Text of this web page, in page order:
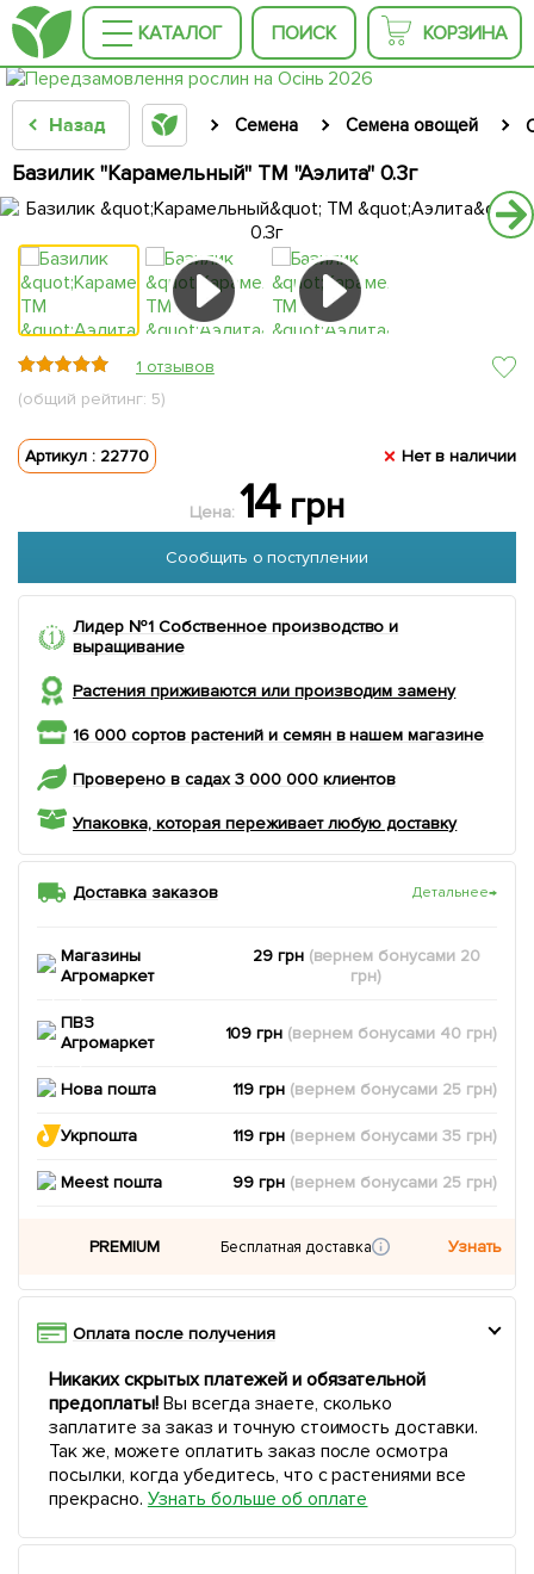
КАТАЛОГ ПОИСК КОРЗИНА
Назад Семена Семена овощей
Базилик "Карамельный" ТМ "Аэлита" 0.3г
1 отзывов
(общий рейтинг: 5)
Артикул : 22770 Нет в наличии
Цена: 14грн
Сообщить о поступлении
Лидер №1 Собственное производство и
выращивание
Растения приживаются или производим замену
16 000 сортов растений и семян в нашем магазине
Проверено в садах 3 000 000 клиентов
Упаковка, которая переживает любую доставку
Доставка заказов Детальнее→
Магазины
Агромаркет
29 грн (вернем бонусами 20
грн)
ПВЗ
Агромаркет
109 грн (вернем бонусами 40 грн)
Нова пошта 119 грн (вернем бонусами 25 грн)
Укрпошта 119 грн (вернем бонусами35 грн)
Meest пошта 99 грн (вернем бонусами 25 грн)
PREMIUM Бесплатная доставка Узнать
Оплата после получения
Никаких скрытых платежей и обязательной
предоплаты!Вы всегда знаете, сколько
заплатите за заказ и точную стоимость доставки.
Так же, можете оплатить заказ после осмотра
посылки, когда убедитесь, что с растениями все
прекрасно. Узнать больше об оплате